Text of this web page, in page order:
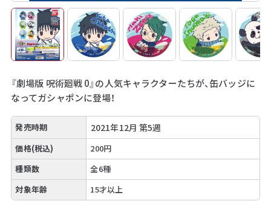
『劇場版 呪術廻戦 0』の人気キャラクターたちが、缶バッジに
なってガシャポンに登場！
発売時期 2021年12月 第5週
価格(税込)
200円
種類数
全6種
対象年齢
15才以上